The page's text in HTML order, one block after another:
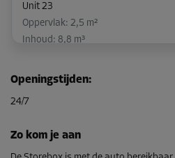
Unit 23
Oppervlak: 2,5 m²
Inhoud: 8,8 m³
-10%
118,00 EUR/maand
106,19 EUR/maand
Openingstijden:
24/7
Zo kom je aan